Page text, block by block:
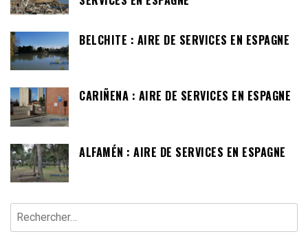
BELCHITE : AIRE DE SERVICES EN ESPAGNE
CARIÑENA : AIRE DE SERVICES EN ESPAGNE
ALFAMÉN : AIRE DE SERVICES EN ESPAGNE
Rechercher :